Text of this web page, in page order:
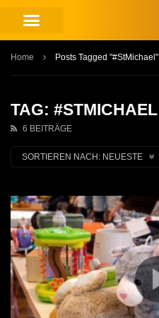
Home Posts Tagged "#StMichael"
TAG: #STMICHAEL
6 BEITRÄGE
SORTIEREN NACH: NEUESTE